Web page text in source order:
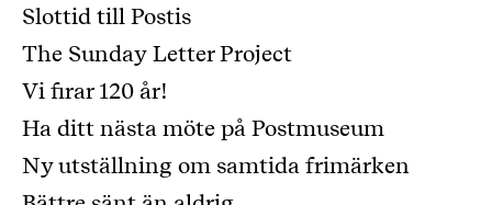
Slottid till Postis
The Sunday Letter Project
Vi firar 120 år!
Ha ditt nästa möte på Postmuseum
Ny utställning om samtida frimärken